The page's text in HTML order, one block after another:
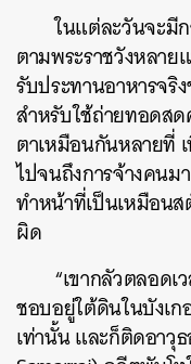
ในแต่ละวันจะมี
ตามพระราชวังหลาย
รับประทานอาหารจริ
สำหรับใช้ถ่ายทอดส
ตาเหมือนกันหลายที่
ไปจนถึงการจ้างคนม
ทำหน้าที่เป็นเหมือน
ผิด
“เขากลัวตลอด
ชอบอยู่ใต้ดินในบังเก
เท่านั้น และก็ติดอาวุ